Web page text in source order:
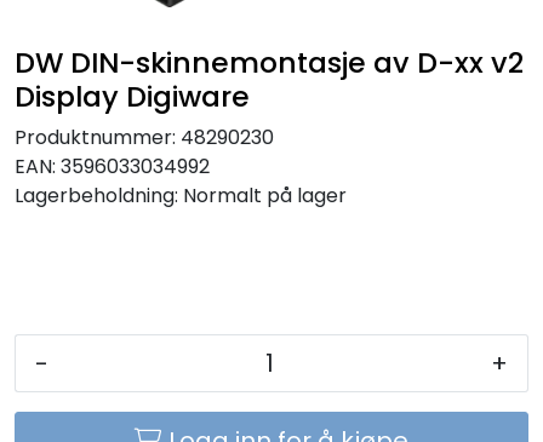
DW DIN-skinnemontasje av D-xx v2
Display Digiware
Produktnummer: 48290230
EAN: 3596033034992
Lagerbeholdning: Normalt på lager
- +
Leverandører
Nyheter